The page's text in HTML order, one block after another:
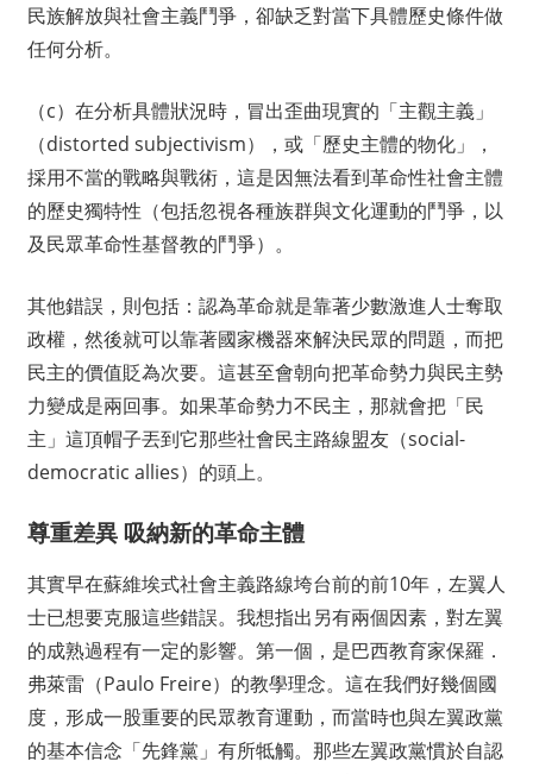
民族解放與社會主義鬥爭，卻缺乏對當下具體歷史條件做
任何分析。
（c）在分析具體狀況時，冒出歪曲現實的「主觀主義」
（distorted subjectivism），或「歷史主體的物化」，
採用不當的戰略與戰術，這是因無法看到革命性社會主體
的歷史獨特性（包括忽視各種族群與文化運動的鬥爭，以
及民眾革命性基督教的鬥爭）。
其他錯誤，則包括：認為革命就是靠著少數激進人士奪取
政權，然後就可以靠著國家機器來解決民眾的問題，而把
民主的價值貶為次要。這甚至會朝向把革命勢力與民主勢
力變成是兩回事。如果革命勢力不民主，那就會把「民
主」這頂帽子丟到它那些社會民主路線盟友（social-
democratic allies）的頭上。
尊重差異 吸納新的革命主體
其實早在蘇維埃式社會主義路線垮台前的前10年，左翼人
士已想要克服這些錯誤。我想指出另有兩個因素，對左翼
的成熟過程有一定的影響。第一個，是巴西教育家保羅．
弗萊雷（Paulo Freire）的教學理念。這在我們好幾個國
度，形成一股重要的民眾教育運動，而當時也與左翼政黨
的基本信念「先鋒黨」有所牴觸。那些左翼政黨慣於自認